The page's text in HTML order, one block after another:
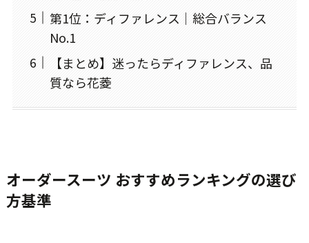
第1位：ディファレンス｜総合バランス
No.1
【まとめ】迷ったらディファレンス、品
質なら花菱
オーダースーツ おすすめランキングの選び
方基準